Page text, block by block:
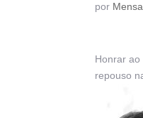
por
Honrar
repouso